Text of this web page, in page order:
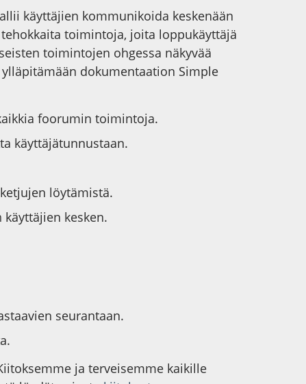
käyttäjien kommunikoida keskenään
toimintoja, joita loppukäyttäjä
toimintojen ohgessa näkyvää
dokumentaation Simple
foorumin toimintoja.
käyttäjätunnustaan.
löytämistä.
kesken.
seurantaan.
ja terveisemme kaikille